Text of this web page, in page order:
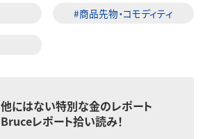
#商品先物・コモディティ
他にはない特別な金のレポート
Bruceレポート拾い読み！